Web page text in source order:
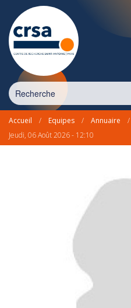
Accueil / Equipes / Annuaire /
Jeudi, 06 Août 2026 - 12:10